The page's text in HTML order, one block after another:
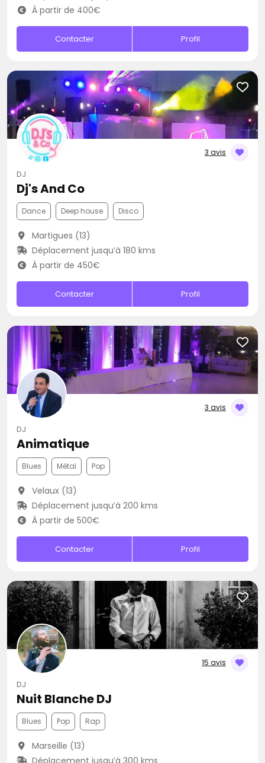
À partir de 400€
Contacter Profil
3 avis
DJ
Dj's And Co
Dance Deep house Disco
Martigues (13)
Déplacement jusqu’à 180 kms
À partir de 450€
Contacter Profil
3 avis
DJ
Animatique
Blues Métal Pop
Velaux (13)
Déplacement jusqu’à 200 kms
À partir de 500€
Contacter Profil
15 avis
DJ
Nuit Blanche DJ
Blues Pop Rap
Marseille (13)
Déplacement jusqu’à 300 kms